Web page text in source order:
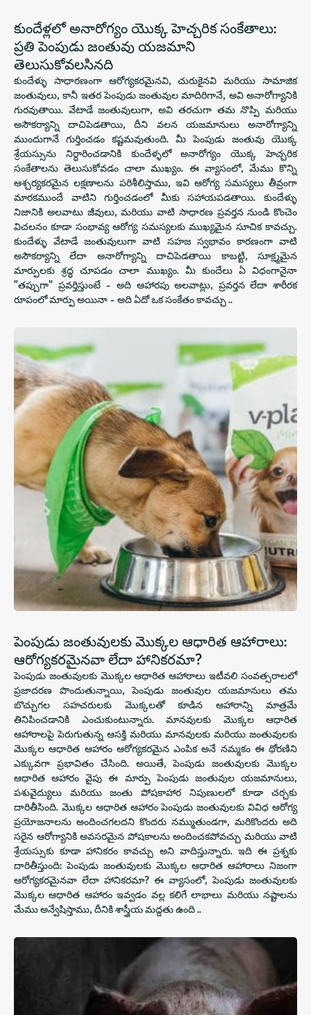
కుందేళ్లలో అనారోగ్యం యొక్క హెచ్చరిక సంకేతాలు:
ప్రతి పెంపుడు జంతువు యజమాని
తెలుసుకోవలసినది
కుందేళ్ళు సాధారణంగా ఆరోగ్యకరమైనవి, చురుకైనవి మరియు సామాజిక
జంతువులు, కానీ ఇతర పెంపుడు జంతువుల మాదిరిగానే, అవి అనారోగ్యానికి
గురవుతాయి. వేటాడే జంతువులుగా, అవి తరచుగా తమ నొప్పి మరియు
అసౌకర్యాన్ని దాచిపెడతాయి, దీని వలన యజమానులు అనారోగ్యాన్ని
ముందుగానే గుర్తించడం కష్టమవుతుంది. మీ పెంపుడు జంతువు యొక్క
శ్రేయస్సును నిర్ధారించడానికి కుందేళ్ళలో అనారోగ్యం యొక్క హెచ్చరిక
సంకేతాలను తెలుసుకోవడం చాలా ముఖ్యం. ఈ వ్యాసంలో, మేము కొన్ని
ఆశ్చర్యకరమైన లక్షణాలను పరిశీలిస్తాము, ఇవి ఆరోగ్య సమస్యలు తీవ్రంగా
మారకముందే వాటిని గుర్తించడంలో మీకు సహాయపడతాయి. కుందేళ్ళు
నిజానికి అలవాటు జీవులు, మరియు వాటి సాధారణ ప్రవర్తన నుండి కొంచెం
విచలనం కూడా సంభావ్య ఆరోగ్య సమస్యలకు ముఖ్యమైన సూచిక కావచ్చు.
కుందేళ్ళు వేటాడే జంతువులుగా వాటి సహజ స్వభావం కారణంగా వాటి
అసౌకర్యాన్ని లేదా అనారోగ్యాన్ని దాచిపెడతాయి కాబట్టి, సూక్ష్మమైన
మార్పులకు శ్రద్ధ చూపడం చాలా ముఖ్యం. మీ కుందేలు ఏ విధంగానైనా
"తప్పుగా" ప్రవర్తిస్తుంటే - అది ఆహారపు అలవాట్లు, ప్రవర్తన లేదా శారీరక
రూపంలో మార్పు అయినా - అది ఏదో ఒక సంకేతం కావచ్చు ..
పెంపుడు జంతువులకు మొక్కల ఆధారిత ఆహారాలు:
ఆరోగ్యకరమైనవా లేదా హానికరమా?
పెంపుడు జంతువులకు మొక్కల ఆధారిత ఆహారాలు ఇటీవలి సంవత్సరాలలో
ప్రజాదరణ పొందుతున్నాయి, పెంపుడు జంతువుల యజమానులు తమ
బొచ్చుగల సహచరులకు మొక్కలతో కూడిన ఆహారాన్ని మాత్రమే
తినిపించడానికి ఎంచుకుంటున్నారు. మానవులకు మొక్కల ఆధారిత
ఆహారాలపై పెరుగుతున్న ఆసక్తి మరియు మానవులకు మరియు జంతువులకు
మొక్కల ఆధారిత ఆహారం ఆరోగ్యకరమైన ఎంపిక అనే నమ్మకం ఈ ధోరణిని
ఎక్కువగా ప్రభావితం చేసింది. అయితే, పెంపుడు జంతువులకు మొక్కల
ఆధారిత ఆహారం వైపు ఈ మార్పు పెంపుడు జంతువుల యజమానులు,
పశువైద్యులు మరియు జంతు పోషకాహార నిపుణులలో కూడా చర్చకు
దారితీసింది. మొక్కల ఆధారిత ఆహారం పెంపుడు జంతువులకు వివిధ ఆరోగ్య
ప్రయోజనాలను అందించగలదని కొందరు నమ్ముతుండగా, మరికొందరు అది
సరైన ఆరోగ్యానికి అవసరమైన పోషకాలను అందించకపోవచ్చు మరియు వాటి
శ్రేయస్సుకు కూడా హానికరం కావచ్చు అని వాదిస్తున్నారు. ఇది ఈ ప్రశ్నకు
దారితీస్తుంది: పెంపుడు జంతువులకు మొక్కల ఆధారిత ఆహారాలు నిజంగా
ఆరోగ్యకరమైనవా లేదా హానికరమా? ఈ వ్యాసంలో, పెంపుడు జంతువులకు
మొక్కల ఆధారిత ఆహారం ఇవ్వడం వల్ల కలిగే లాభాలు మరియు నష్టాలను
మేము అన్వేషిస్తాము, దీనికి శాస్త్రీయ మద్దతు ఉంది ..